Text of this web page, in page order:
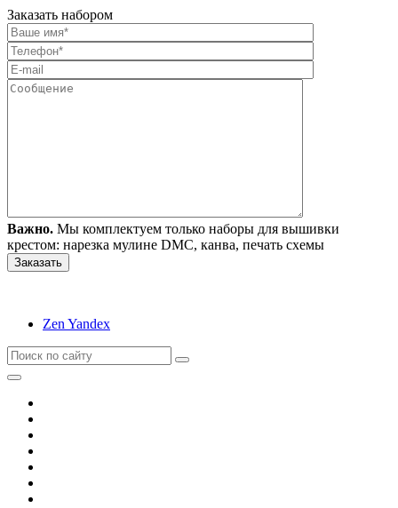
Заказать набором
Важно. Мы комплектуем только наборы для вышивки
крестом: нарезка мулине DMC, канва, печать схемы
Zen Yandex